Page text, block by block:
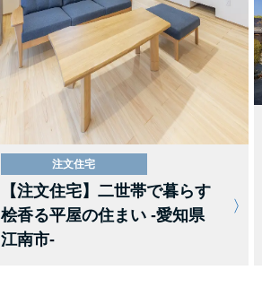
注文住宅
【注文住宅】二世帯で暮らす
桧香る平屋の住まい -愛知県
江南市-